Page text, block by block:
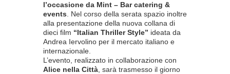
l’occasione da Mint – Bar catering &
events . Nel corso della serata spazio inoltre
alla presentazione della nuova collana di
dieci film “Italian Thriller Style” ideata da
Andrea Iervolino per il mercato italiano e
internazionale.
L’evento, realizzato in collaborazione con
Alice nella Città , sarà trasmesso il giorno